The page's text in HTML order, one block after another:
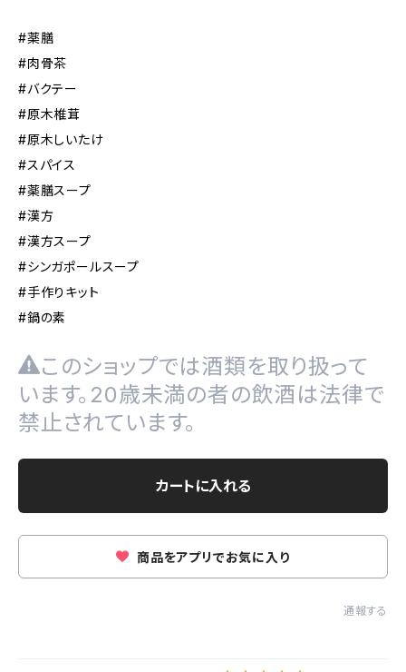
#薬膳
#肉骨茶
#バクテー
#原木椎茸
#原木しいたけ
#スパイス
#薬膳スープ
#漢方
#漢方スープ
#シンガポールスープ
#手作りキット
#鍋の素
このショップでは酒類を取り扱って
います。20歳未満の者の飲酒は法律で
禁止されています。
カートに入れる
商品をアプリでお気に入り
通報する